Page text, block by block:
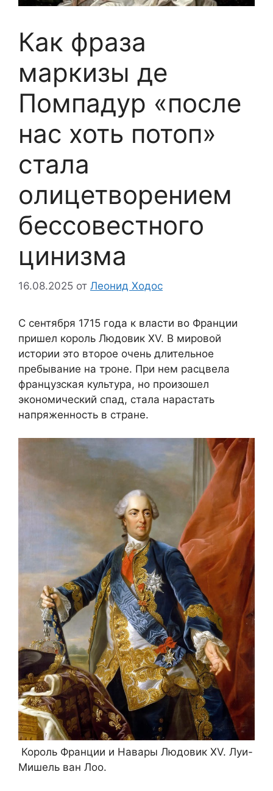
Как фраза
маркизы де
Помпадур «после
нас хоть потоп»
стала
олицетворением
бессовестного
цинизма
16.08.2025 от Леонид Ходос
С сентября 1715 года к власти во Франции
пришел король Людовик XV. В мировой
истории это второе очень длительное
пребывание на троне. При нем расцвела
французская культура, но произошел
экономический спад, стала нарастать
напряженность в стране.
Король Франции и Навары Людовик XV. Луи-
Мишель ван Лоо.